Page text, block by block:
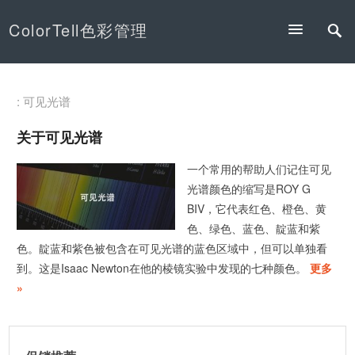
ColorTell色彩管理
: 可见光谱
关于可见光谱
一个常用的帮助人们记住可见
光谱颜色的缩写是ROY G
BIV，它代表红色、橙色、黄
色、绿色、蓝色、靛蓝和紫
色。靛蓝和紫色被包含在可见光谱的蓝色区域中，但可以单独看
到。这是Isaac Newton在他的棱镜实验中发现的七种颜色。
更多
»